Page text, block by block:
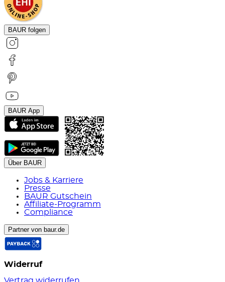
BAUR folgen
BAUR App
Über BAUR
Jobs & Karriere
Presse
BAUR Gutschein
Affiliate-Programm
Compliance
Partner von baur.de
Widerruf